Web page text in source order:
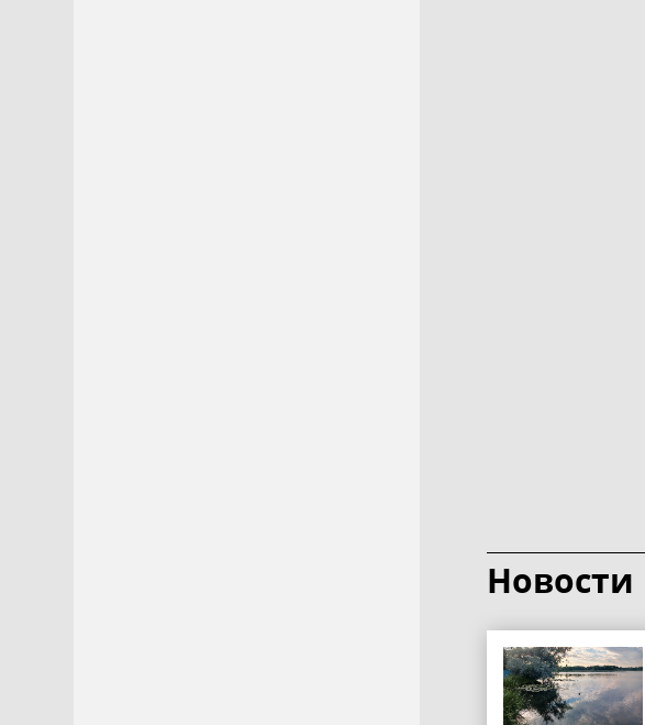
Новости